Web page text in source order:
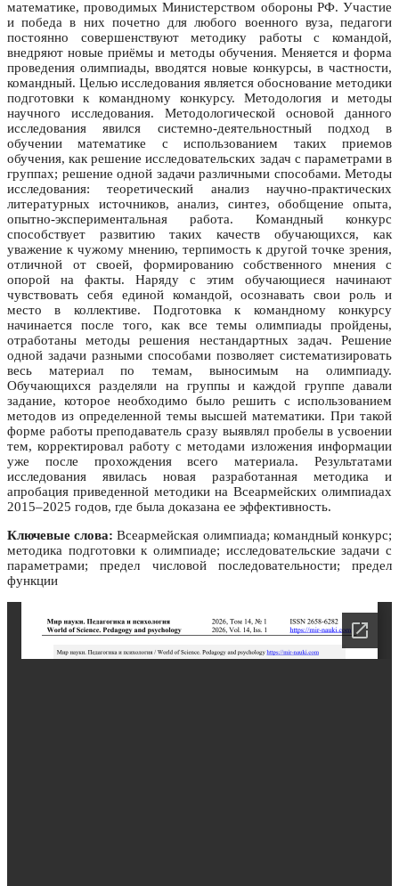
математике, проводимых Министерством обороны РФ. Участие
и победа в них почетно для любого военного вуза, педагоги
постоянно совершенствуют методику работы с командой,
внедряют новые приёмы и методы обучения. Меняется и форма
проведения олимпиады, вводятся новые конкурсы, в частности,
командный. Целью исследования является обоснование методики
подготовки к командному конкурсу. Методология и методы
научного исследования. Методологической основой данного
исследования явился системно-деятельностный подход в
обучении математике с использованием таких приемов
обучения, как решение исследовательских задач с параметрами в
группах; решение одной задачи различными способами. Методы
исследования: теоретический анализ научно-практических
литературных источников, анализ, синтез, обобщение опыта,
опытно-экспериментальная работа. Командный конкурс
способствует развитию таких качеств обучающихся, как
уважение к чужому мнению, терпимость к другой точке зрения,
отличной от своей, формированию собственного мнения с
опорой на факты. Наряду с этим обучающиеся начинают
чувствовать себя единой командой, осознавать свои роль и
место в коллективе. Подготовка к командному конкурсу
начинается после того, как все темы олимпиады пройдены,
отработаны методы решения нестандартных задач. Решение
одной задачи разными способами позволяет систематизировать
весь материал по темам, выносимым на олимпиаду.
Обучающихся разделяли на группы и каждой группе давали
задание, которое необходимо было решить с использованием
методов из определенной темы высшей математики. При такой
форме работы преподаватель сразу выявлял пробелы в усвоении
тем, корректировал работу с методами изложения информации
уже после прохождения всего материала. Результатами
исследования явилась новая разработанная методика и
апробация приведенной методики на Всеармейских олимпиадах
2015–2025 годов, где была доказана ее эффективность.
Ключевые слова: Всеармейская олимпиада; командный конкурс;
методика подготовки к олимпиаде; исследовательские задачи с
параметрами; предел числовой последовательности; предел
функции